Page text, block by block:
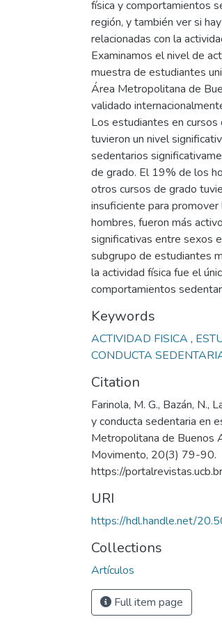
física y comportamientos
región, y también ver si
relacionadas con la
Examinamos el nivel de
muestra de estudiantes
Área Metropolitana de
validado
Los estudiantes en cursos
tuvieron un nivel
sedentarios
de grado. El 19% de los
otros cursos de grado
insuficiente para
hombres, fueron más
significativas entre sexos
subgrupo de estudiantes
la actividad física fue el
comportamientos
Keywords
ACTIVIDAD FISICA ,
CONDUCTA
Citation
Farinola, M. G., Bazán, N.,
y conducta sedentaria en
Metropolitana de Buenos
Movimento, 20(3) 79-90.
https://
URI
https://hdl.handle.net/
Collections
Artículos
Full item page